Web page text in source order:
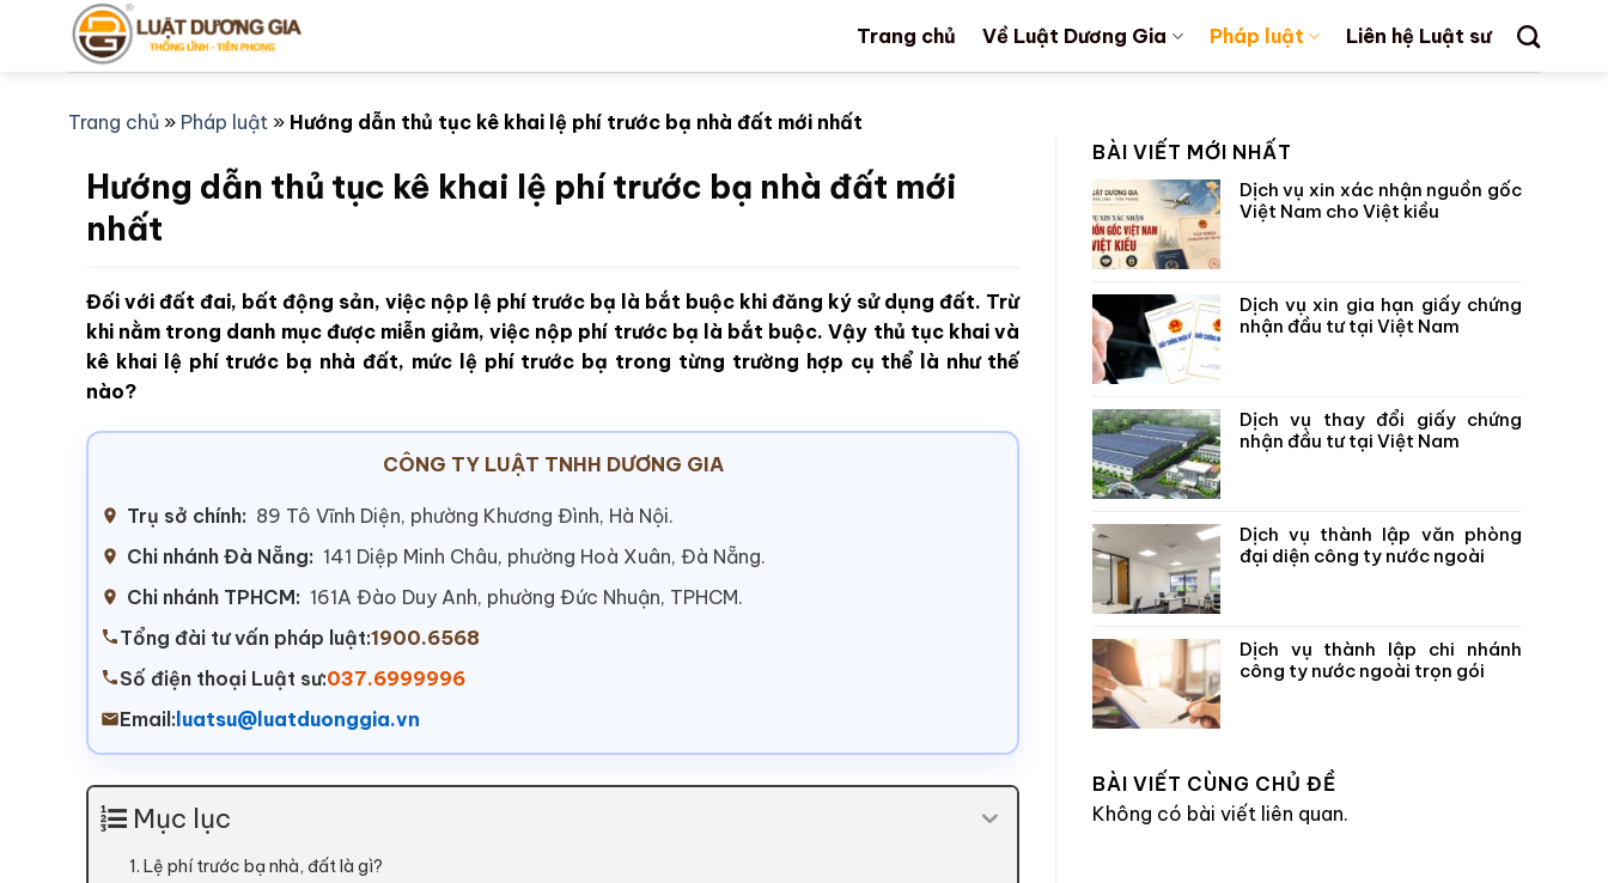
Trang chủ Về Luật Dương Gia Pháp luật Liên hệ Luật sư
Trang chủ » Pháp luật » Hướng dẫn thủ tục kê khai lệ phí trước bạ nhà đất mới nhất
Hướng dẫn thủ tục kê khai lệ phí trước bạ nhà đất mới
nhất
Đối với đất đai, bất động sản, việc nộp lệ phí trước bạ là bắt buộc khi đăng ký sử dụng đất. Trừ
khi nằm trong danh mục được miễn giảm, việc nộp phí trước bạ là bắt buộc. Vậy thủ tục khai và
kê khai lệ phí trước bạ nhà đất, mức lệ phí trước bạ trong từng trường hợp cụ thể là như thế
nào?
CÔNG TY LUẬT TNHH DƯƠNG GIA
Trụ sở chính: 89 Tô Vĩnh Diện, phường Khương Đình, Hà Nội.
Chi nhánh Đà Nẵng: 141 Diệp Minh Châu, phường Hoà Xuân, Đà Nẵng.
Chi nhánh TPHCM: 161A Đào Duy Anh, phường Đức Nhuận, TPHCM.
Tổng đài tư vấn pháp luật:1900.6568
Số điện thoại Luật sư:037.6999996
Email: luatsu@luatduonggia.vn
Mục lục
1. Lệ phí trước bạ nhà, đất là gì?
BÀI VIẾT MỚI NHẤT
Dịch vụ xin xác nhận nguồn gốc
Việt Nam cho Việt kiều
Dịch vụ xin gia hạn giấy chứng
nhận đầu tư tại Việt Nam
Dịch vụ thay đổi giấy chứng
nhận đầu tư tại Việt Nam
Dịch vụ thành lập văn phòng
đại diện công ty nước ngoài
Dịch vụ thành lập chi nhánh
công ty nước ngoài trọn gói
BÀI VIẾT CÙNG CHỦ ĐỀ
Không có bài viết liên quan.